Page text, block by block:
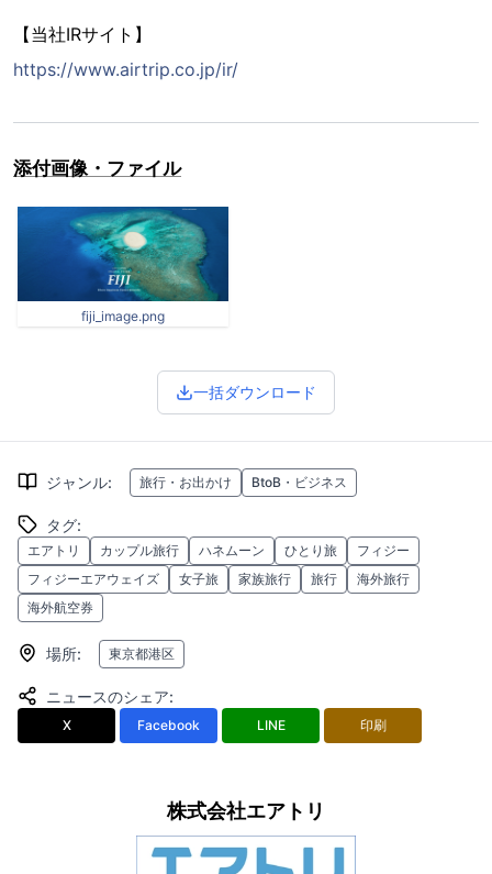
【当社IRサイト】
https://www.airtrip.co.jp/ir/
添付画像・ファイル
fiji_image.png
一括ダウンロード
ジャンル: 旅行・お出かけ BtoB・ビジネス
タグ:
エアトリ カップル旅行 ハネムーン ひとり旅
フィジー
フィジーエアウェイズ
女子旅 家族旅行 旅行
海外旅行
海外航空券
場所: 東京都港区
ニュースのシェア:
X Facebook LINE 印刷
株式会社エアトリ